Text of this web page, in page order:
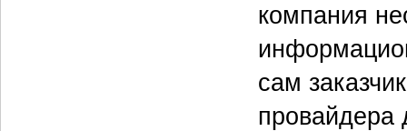
компания
сам
провайдера